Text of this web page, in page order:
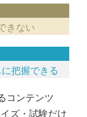
きない
把握できる
コンテンツ
ズ・試験だけ